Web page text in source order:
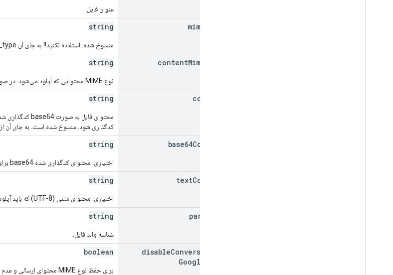
عنوان فایل.
mime
string
منسوخ شده. استفاده نکنید!! به جای آن content_mime_type را تنظیم کنید.
contentMime
string
نوع MIME محتوایی که آپلود می‌شود. در صورت ارائه هر نوع محتوایی، الزامی است.
content
string
کدگذاری شود. منسوخ شده است. به جای آن از base64_content یا text_content استفاده کنید.
base64Content
string
اختیاری. محتوای کدگذاری شده base64 برای آپلود. تنظیم این و text_content خطا است.
textContent
string
اختیاری. محتوای متنی (UTF-8) که باید آپلود شود. تنظیم این و base64_content خطا است.
parent
string
شناسه والد فایل.
disableConversion
Google
boolean